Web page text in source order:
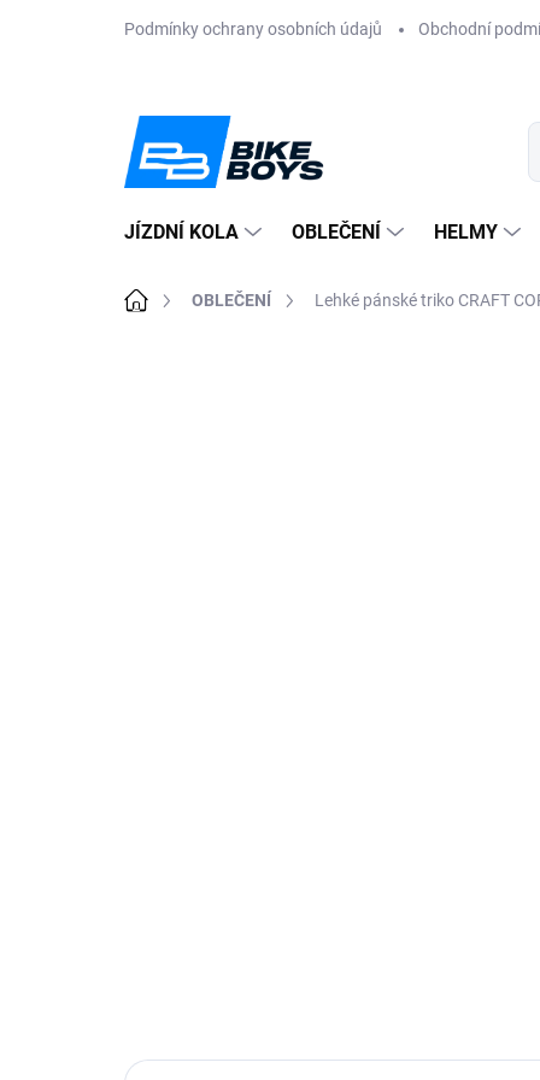
Podmínky ochrany osobních údajů Obchodní
JÍZDNÍ KOLA OBLEČENÍ HELMY
Domů OBLEČENÍ Lehké pánské triko CRAFT